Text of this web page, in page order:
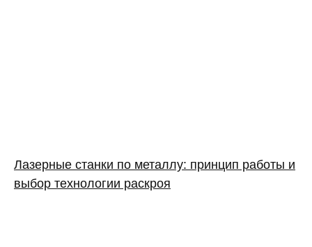
Лазерные станки по металлу: принцип работы и
выбор технологии раскроя